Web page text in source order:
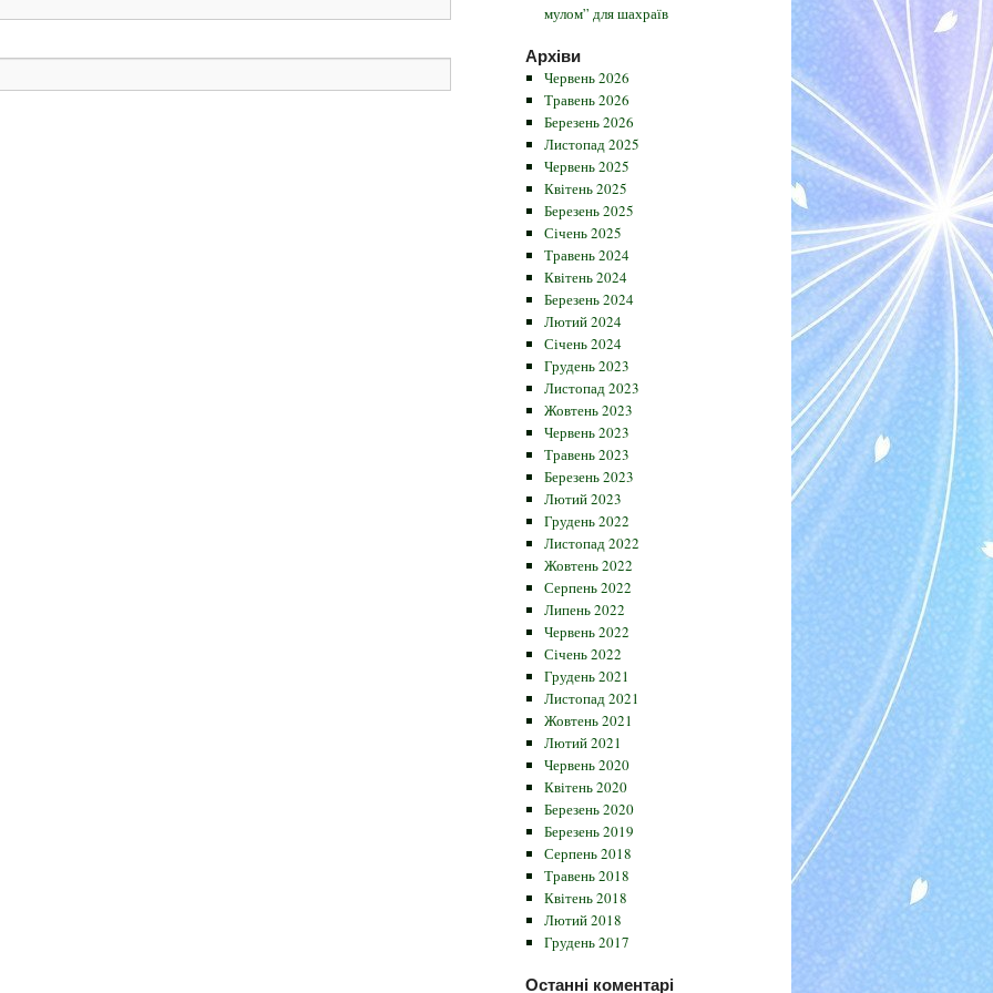
мулом” для шахраїв
Архіви
Червень 2026
Травень 2026
Березень 2026
Листопад 2025
Червень 2025
Квітень 2025
Березень 2025
Січень 2025
Травень 2024
Квітень 2024
Березень 2024
Лютий 2024
Січень 2024
Грудень 2023
Листопад 2023
Жовтень 2023
Червень 2023
Травень 2023
Березень 2023
Лютий 2023
Грудень 2022
Листопад 2022
Жовтень 2022
Серпень 2022
Липень 2022
Червень 2022
Січень 2022
Грудень 2021
Листопад 2021
Жовтень 2021
Лютий 2021
Червень 2020
Квітень 2020
Березень 2020
Березень 2019
Серпень 2018
Травень 2018
Квітень 2018
Лютий 2018
Грудень 2017
Останні коментарі